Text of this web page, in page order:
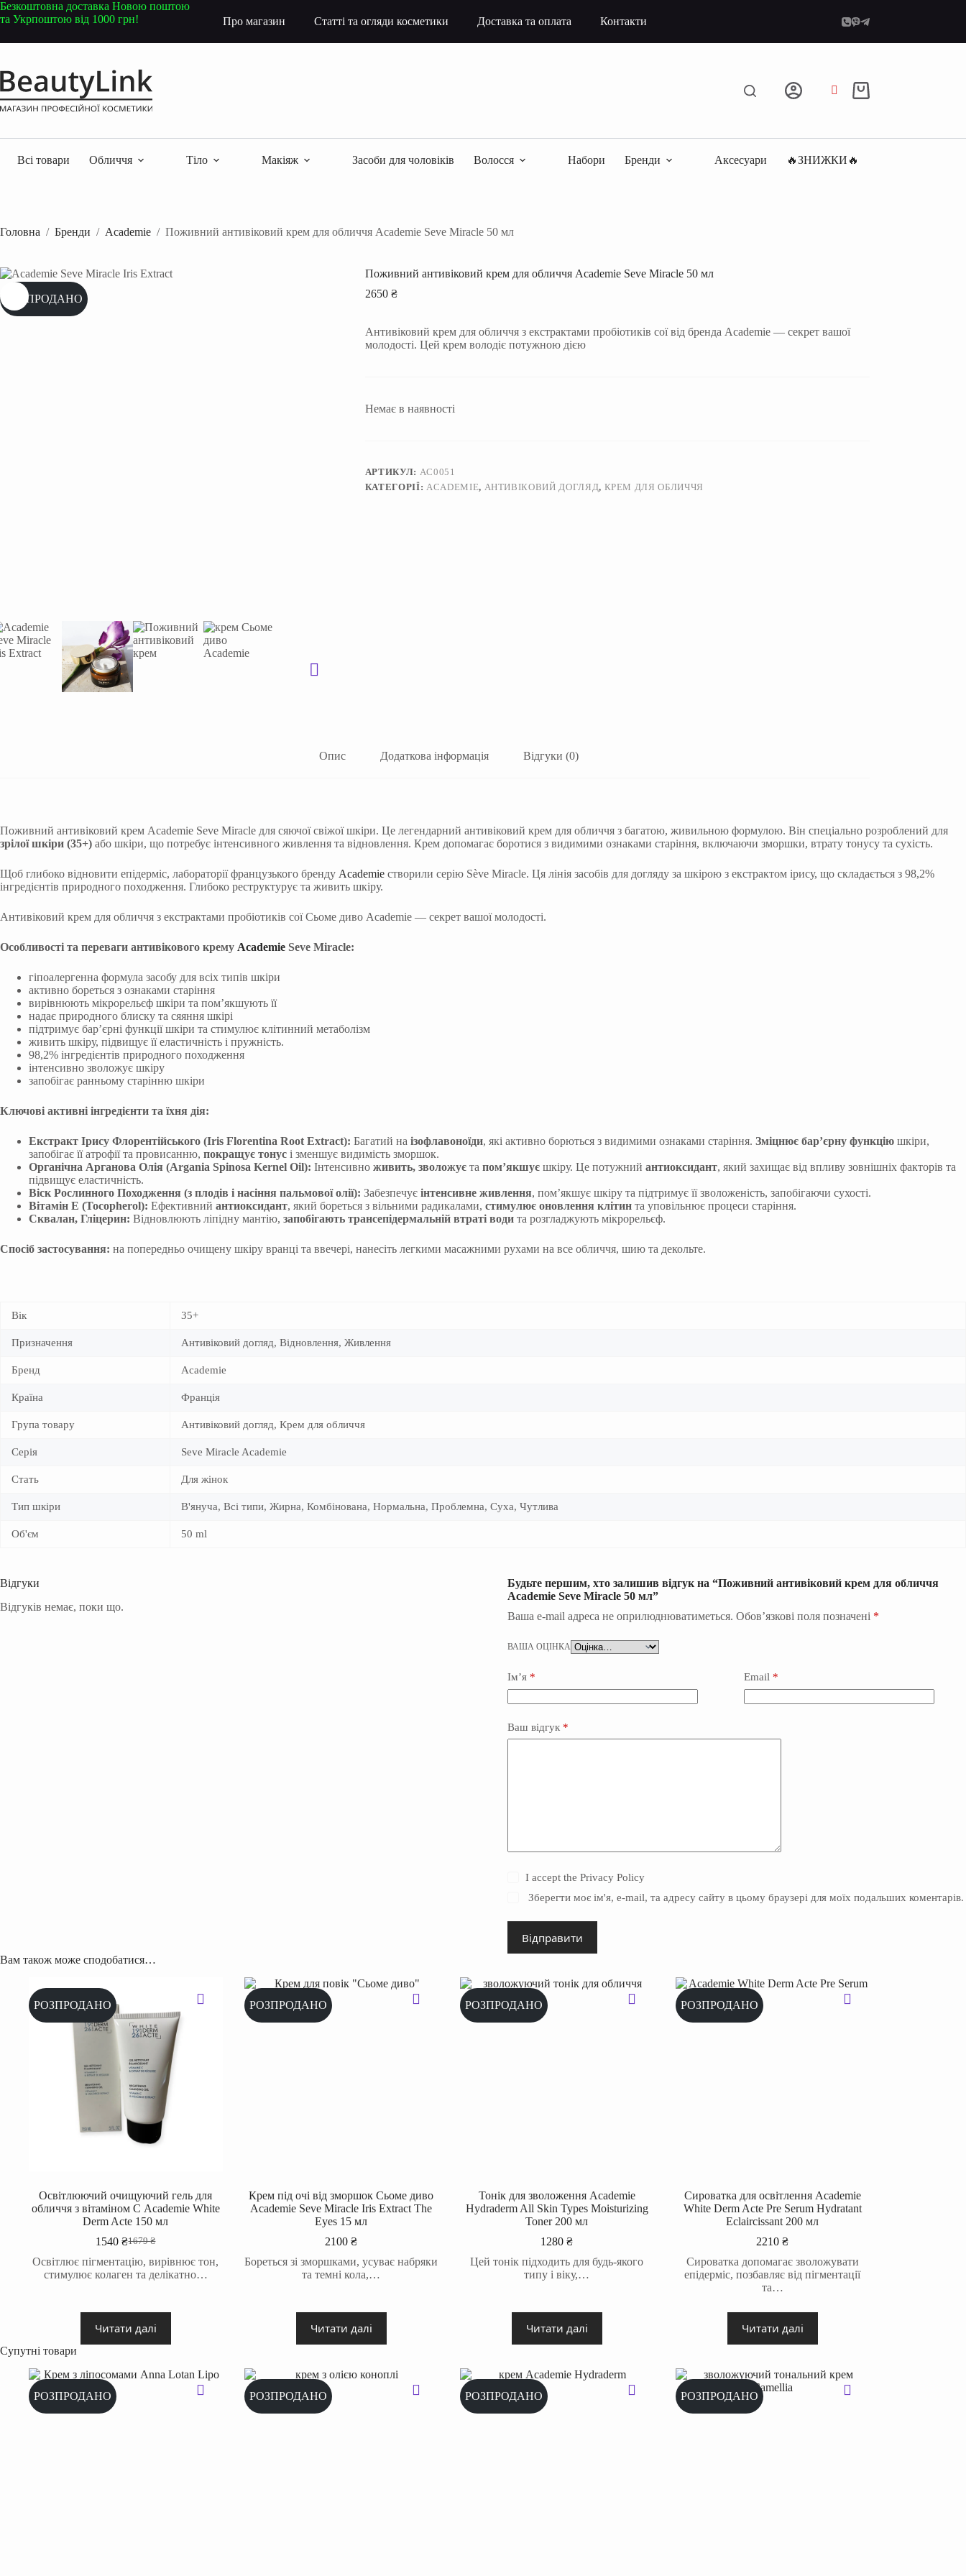
Перейти
до
Безкоштовна доставка Новою поштою
та Укрпоштою від 1000 грн!
Про магазин Статті та огляди косметики Доставка та оплата Контакти
Кошик
Всі товари Обличчя Тіло Макіяж Засоби для чоловіків Волосся Набори Бренди Аксесуари 🔥ЗНИЖКИ🔥
Головна / Бренди / Academie / Поживний антивіковий крем для обличчя Academie Seve Miracle 50 мл
РОЗПРОДАНО
Поживний антивіковий крем для обличчя Academie Seve Miracle 50 мл
2650 ₴
Антивіковий крем для обличчя з екстрактами пробіотиків сої від бренда Academie — секрет вашої
молодості. Цей крем володіє потужною дією
Немає в наявності
АРТИКУЛ: AC0051
КАТЕГОРІЇ: ACADEMIE, АНТИВІКОВИЙ ДОГЛЯД, КРЕМ ДЛЯ ОБЛИЧЧЯ
Опис Додаткова інформація Відгуки (0)
Поживний антивіковий крем Academie Seve Miracle для сяючої свіжої шкіри. Це легендарний антивіковий крем для обличчя з багатою, живильною формулою. Він спеціально розроблений для
зрілої шкіри (35+) або шкіри, що потребує інтенсивного живлення та відновлення. Крем допомагає боротися з видимими ознаками старіння, включаючи зморшки, втрату тонусу та сухість.
Щоб глибоко відновити епідерміс, лабораторії французького бренду Academie створили серію Sève Miracle. Ця лінія засобів для догляду за шкірою з екстрактом ірису, що складається з 98,2%
інгредієнтів природного походження. Глибоко реструктурує та живить шкіру.
Антивіковий крем для обличчя з екстрактами пробіотиків сої Сьоме диво Academie — секрет вашої молодості.
Особливості та переваги антивікового крему Academie Seve Miracle:
гіпоалергенна формула засобу для всіх типів шкіри
активно бореться з ознаками старіння
вирівнюють мікрорельєф шкіри та пом’якшують її
надає природного блиску та сяяння шкірі
підтримує бар’єрні функції шкіри та стимулює клітинний метаболізм
живить шкіру, підвищує її еластичність і пружність.
98,2% інгредієнтів природного походження
інтенсивно зволожує шкіру
запобігає ранньому старінню шкіри
Ключові активні інгредієнти та їхня дія:
Екстракт Ірису Флорентійського (Iris Florentina Root Extract): Багатий на ізофлавоноїди, які активно борються з видимими ознаками старіння. Зміцнює бар’єрну функцію шкіри,
запобігає її атрофії та провисанню, покращує тонус і зменшує видимість зморшок.
Органічна Арганова Олія (Argania Spinosa Kernel Oil): Інтенсивно живить, зволожує та пом’якшує шкіру. Це потужний антиоксидант, який захищає від впливу зовнішніх факторів та
підвищує еластичність.
Віск Рослинного Походження (з плодів і насіння пальмової олії): Забезпечує інтенсивне живлення, пом’якшує шкіру та підтримує її зволоженість, запобігаючи сухості.
Вітамін Е (Tocopherol): Ефективний антиоксидант, який бореться з вільними радикалами, стимулює оновлення клітин та уповільнює процеси старіння.
Сквалан, Гліцерин: Відновлюють ліпідну мантію, запобігають трансепідермальній втраті води та розгладжують мікрорельєф.
Спосіб застосування: на попередньо очищену шкіру вранці та ввечері, нанесіть легкими масажними рухами на все обличчя, шию та декольте.
Вік 35+
Призначення Антивіковий догляд, Відновлення, Живлення
Бренд Academie
Країна Франція
Група товару Антивіковий догляд, Крем для обличчя
Серія Seve Miracle Academie
Стать Для жінок
Тип шкіри В'януча, Всі типи, Жирна, Комбінована, Нормальна, Проблемна, Суха, Чутлива
Об'єм 50 ml
Відгуки
Відгуків немає, поки що.
Будьте першим, хто залишив відгук на “Поживний антивіковий крем для обличчя
Academie Seve Miracle 50 мл”
Ваша e-mail адреса не оприлюднюватиметься. Обов’язкові поля позначені *
ВАША ОЦІНКА
Ім’я* Email *
Ваш відгук *
I accept the Privacy Policy
Зберегти моє ім'я, e-mail, та адресу сайту в цьому браузері для моїх подальших коментарів.
Відправити
Вам також може сподобатися…
РОЗПРОДАНО
Освітлюючий очищуючий гель для
обличчя з вітаміном С Academie White
Derm Acte 150 мл
1679₴
Оригінальна
ціна:
1679 ₴.
1540₴Поточна
ціна:
1540 ₴.
Освітлює пігментацію, вирівнює тон,
стимулює колаген та делікатно…
Читати далі
РОЗПРОДАНО
Крем під очі від зморшок Сьоме диво
Academie Seve Miracle Iris Extract The
Eyes 15 мл
2100₴
Бореться зі зморшками, усуває набряки
та темні кола,…
Читати далі
РОЗПРОДАНО
Тонік для зволоження Academie
Hydraderm All Skin Types Moisturizing
Toner 200 мл
1280₴
Цей тонік підходить для будь-якого
типу і віку,…
Читати далі
РОЗПРОДАНО
Сироватка для освітлення Academie
White Derm Acte Pre Serum Hydratant
Eclaircissant 200 мл
2210₴
Сироватка допомагає зволожувати
епідерміс, позбавляє від пігментації
та…
Читати далі
Супутні товари
РОЗПРОДАНО РОЗПРОДАНО РОЗПРОДАНО РОЗПРОДАНО